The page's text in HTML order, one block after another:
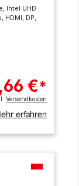
Intel UHD
HDMI, DP,
€*
Versandkosten
erfahren